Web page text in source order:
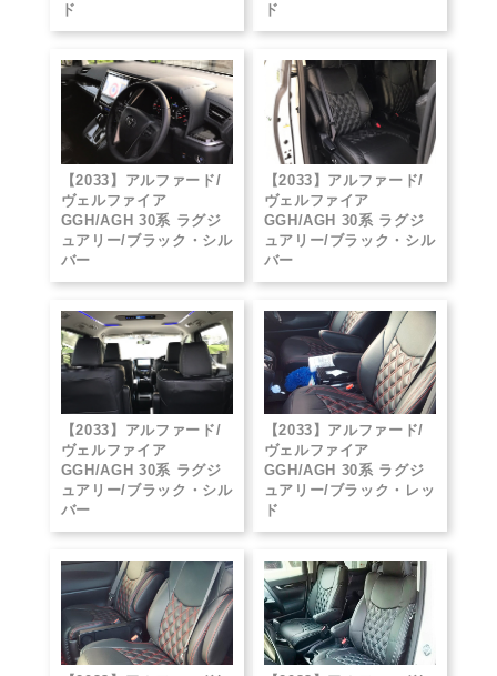
ド
ド
【2033】アルファード/
ヴェルファイア
GGH/AGH 30系 ラグジ
ュアリー/ブラック・シル
バー
【2033】アルファード/
ヴェルファイア
GGH/AGH 30系 ラグジ
ュアリー/ブラック・シル
バー
【2033】アルファード/
ヴェルファイア
GGH/AGH 30系 ラグジ
ュアリー/ブラック・シル
バー
【2033】アルファード/
ヴェルファイア
GGH/AGH 30系 ラグジ
ュアリー/ブラック・レッ
ド